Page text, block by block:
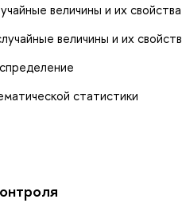
величины и их свойства
величины и их
статистики